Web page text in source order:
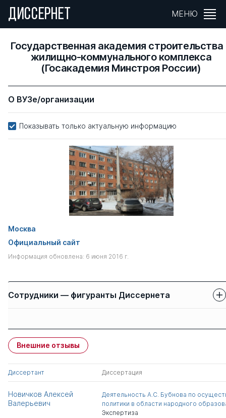
ДИССЕРНЕТ МЕНЮ
Государственная академия строительства
жилищно-коммунального комплекса
(Госакадемия Минстроя России)
О ВУЗе/организации
Показывать только актуальную информацию
Москва
Официальный сайт
Информация обновлена: 6 июня 2016 г.
Сотрудники — фигуранты Диссернета
Забелин Николай
Викторович
Внешние отзывы
Диссертант Диссертация
Новичков Алексей
Валерьевич
Деятельность А.С. Бубнова по
политики в области народного
Экспертиза